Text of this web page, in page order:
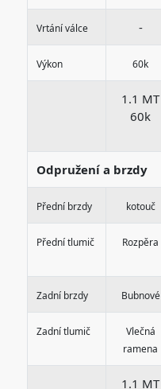
Vrtání válce -
Výkon 60k
1.1 MT
60k
Odpružení a brzdy
Přední brzdy kotouč
Přední tlumič Rozpěra
Zadní brzdy Bubnové
Zadní tlumič
Vlečná
ramena
1.1 MT